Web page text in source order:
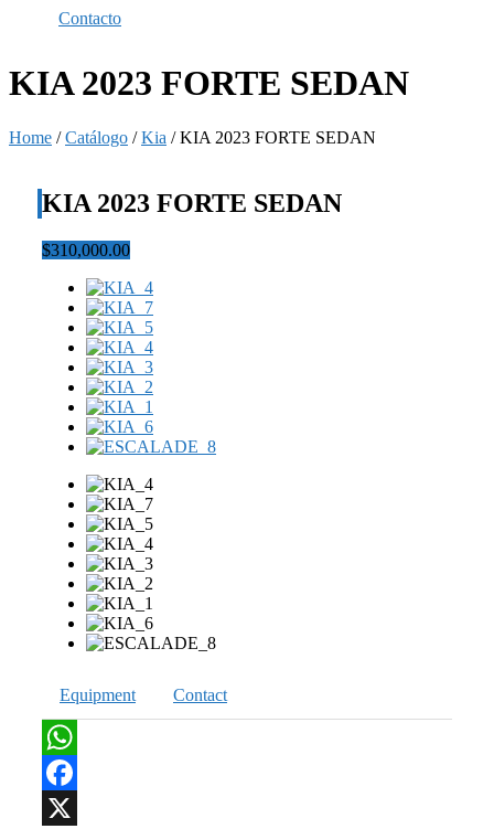
Contacto
KIA 2023 FORTE SEDAN
Home /Catálogo /Kia /KIA 2023 FORTE SEDAN
KIA 2023 FORTE SEDAN
$310,000.00
Equipment Contact
WhatsApp
Facebook